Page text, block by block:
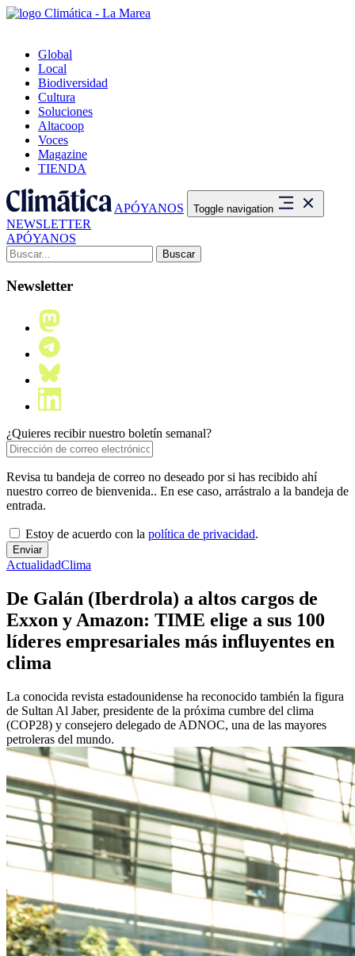
Global
Local
Biodiversidad
Cultura
Soluciones
Altacoop
Voces
Magazine
TIENDA
APÓYANOS Toggle navigation
NEWSLETTER
APÓYANOS
Buscar:
Newsletter
¿Quieres recibir nuestro boletín semanal?
Revisa tu bandeja de correo no deseado por si has recibido ahí
nuestro correo de bienvenida.. En ese caso, arrástralo a la bandeja de
entrada.
Estoy de acuerdo con la política de privacidad.
ActualidadClima
De Galán (Iberdrola) a altos cargos de
Exxon y Amazon: TIME elige a sus 100
líderes empresariales más influyentes en
clima
La conocida revista estadounidense ha reconocido también la figura
de Sultan Al Jaber, presidente de la próxima cumbre del clima
(COP28) y consejero delegado de ADNOC, una de las mayores
petroleras del mundo.